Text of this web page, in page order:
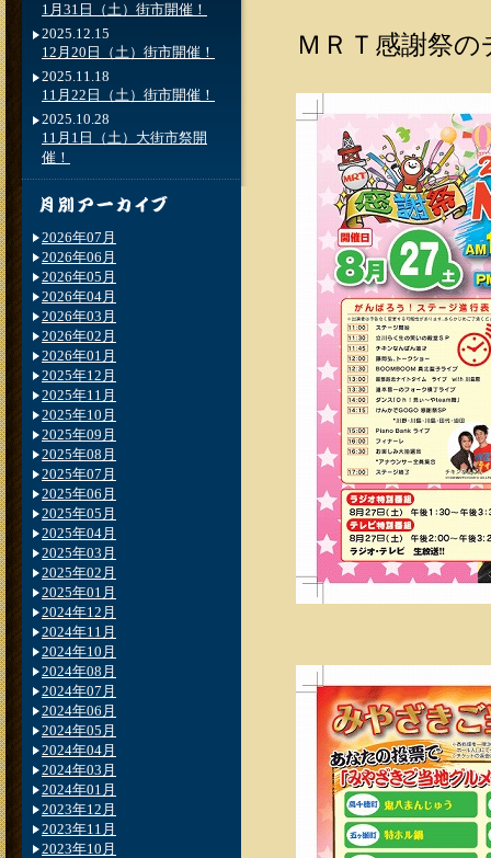
ＭＲＴ感謝祭
1月31日（土）街市開催！
2025.12.15
12月20日（土）街市開催！
2025.11.18
11月22日（土）街市開催！
2025.10.28
11月1日（土）大街市祭開
催！
2026年07月
2026年06月
2026年05月
2026年04月
2026年03月
2026年02月
2026年01月
2025年12月
2025年11月
2025年10月
2025年09月
2025年08月
2025年07月
2025年06月
2025年05月
2025年04月
2025年03月
2025年02月
2025年01月
2024年12月
2024年11月
2024年10月
2024年08月
2024年07月
2024年06月
2024年05月
2024年04月
2024年03月
2024年01月
2023年12月
2023年11月
2023年10月